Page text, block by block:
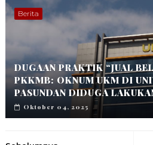
Berita
DUGAAN PRAKTIK “JUAL
PKKMB: OKNUM UKM DI
PASUNDAN DIDUGA
Oktober 04, 2025